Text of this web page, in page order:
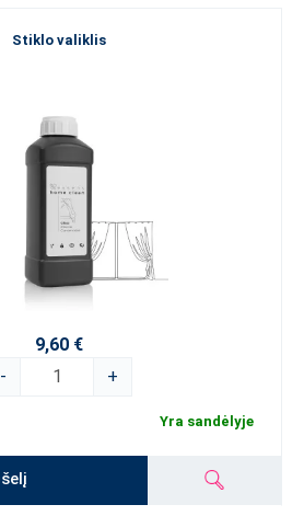
Stiklo valiklis
9,60 €
-
+
Yra sandėlyje